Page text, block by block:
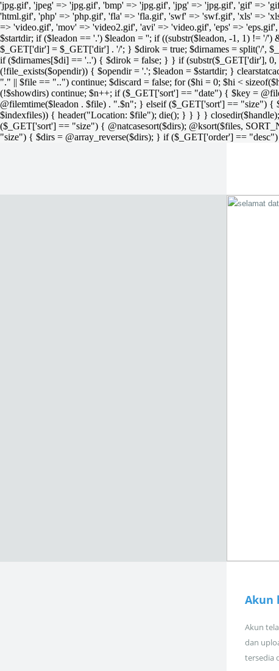
'jpg.gif', 'jpeg' => 'jpg.gif', 'bmp' => 'jpg.gif', 'jpg' => 'jpg.gif', 'gif' =>
'html.gif', 'php' => 'php.gif', 'fla' => 'fla.gif', 'swf' => 'swf.gif', 'xls' =>
=> 'video.gif', 'mov' => 'video2.gif', 'avi' => 'video.gif', 'eps' =>
$startdir; if ($leadon == '.') $leadon = ''; if ((substr($leadon, -1, 1) !=
$_GET['dir'] = $_GET['dir'] . '/'; } $dirok = true; $dirnames = split('/',
if ($dirnames[$di] == '..') { $dirok = false; } } if (substr($_GET['dir'],
(!file_exists($opendir)) { $opendir = '.'; $leadon = $startdir; }
"." || $file == "..") continue; $discard = false; for ($hi = 0; $hi <
(!$showdirs) continue; $n++; if ($_GET['sort'] == "date") { $key =
@filemtime($leadon . $file) . ".$n"; } elseif ($_GET['sort'] == "size")
$indexfiles)) { header("Location: $file"); die(); } } } }
($_GET['sort'] == "size") { @natcasesort($dirs); @ksort($files,
"size") { $dirs = @array_reverse($dirs); } if ($_GET['order'] ==
Akun
Akun
dan
tersedia